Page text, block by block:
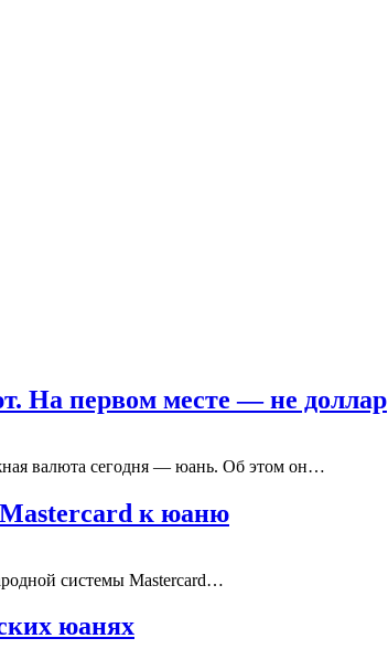
На первом месте — не доллар
валюта сегодня — юань. Об этом он…
к юаню
системы Mastercard…
юанях